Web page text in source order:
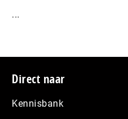
...
Footer
Direct naar
Kennisbank